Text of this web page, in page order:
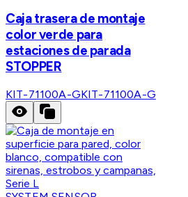
Caja trasera de montaje
color verde para
estaciones de parada
STOPPER
KIT-71100A-GKIT-71100A-G